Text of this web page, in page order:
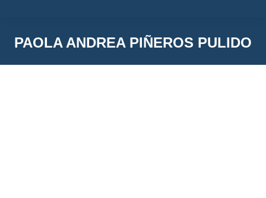
PAOLA ANDREA PIÑEROS PULIDO